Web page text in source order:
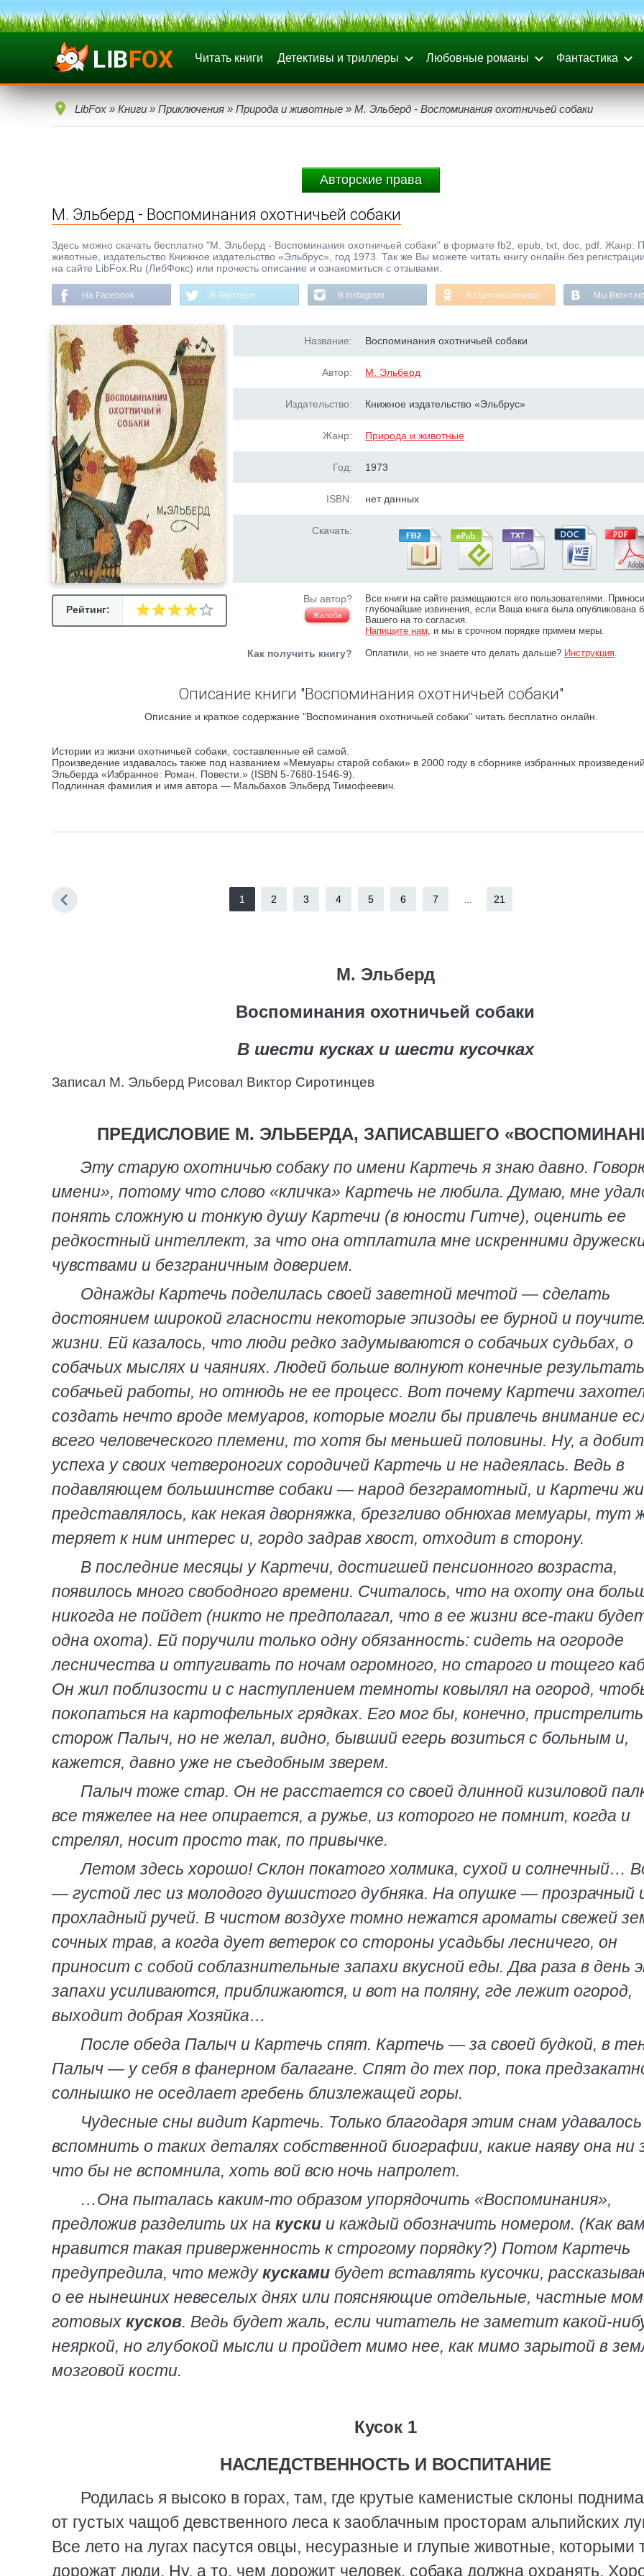
Читать книги Детективы и триллеры Любовные романы Фантастика
LibFox » Книги » Приключения » Природа и животные » М. Эльберд - Воспоминания охотничьей собаки
Авторские права
М. Эльберд - Воспоминания охотничьей собаки
Здесь можно скачать бесплатно "М. Эльберд - Воспоминания охотничьей собаки" в формате fb2, epub, txt, doc, pdf. Жанр:
животные, издательство Книжное издательство «Эльбрус», год 1973. Так же Вы можете читать книгу онлайн без
на сайте LibFox.Ru (ЛибФокс) или прочесть описание и ознакомиться с отзывами.
На Facebook В Твиттере В Instagram В Одноклассниках Мы
Рейтинг:
Название: Воспоминания охотничьей собаки
Автор: М. Эльберд
Издательство: Книжное издательство «Эльбрус»
Жанр: Природа и животные
Год: 1973
ISBN: нет данных
Скачать:
Вы автор?
Жалоба
Все книги на сайте размещаются его пользователями.
глубочайшие извинения, если Ваша книга была опубликована
Вашего на то согласия.
Напишите нам, и мы в срочном порядке примем меры.
Как получить книгу? Оплатили, но не знаете что делать дальше? Инструкция.
Описание книги "Воспоминания охотничьей собаки"
Описание и краткое содержание "Воспоминания охотничьей собаки" читать бесплатно онлайн.
Истории из жизни охотничьей собаки, составленные ей самой.
Произведение издавалось также под названием «Мемуары старой собаки» в 2000 году в сборнике избранных
Эльберда «Избранное: Роман. Повести.» (ISBN 5-7680-1546-9).
Подлинная фамилия и имя автора — Мальбахов Эльберд Тимофеевич.
1 2 3 4 5 6 7 21
М. Эльберд
Воспоминания охотничьей собаки
В шести кусках и шести кусочках
Записал М. Эльберд Рисовал Виктор Сиротинцев
ПРЕДИСЛОВИЕ М. ЭЛЬБЕРДА, ЗАПИСАВШЕГО
Эту старую охотничью собаку по имени Картечь я знаю давно.
имени», потому что слово «кличка» Картечь не любила. Думаю, мне
понять сложную и тонкую душу Картечи (в юности Гитче), оценить ее
редкостный интеллект, за что она отплатила мне искренними
чувствами и безграничным доверием.
Однажды Картечь поделилась своей заветной мечтой — сделать
достоянием широкой гласности некоторые эпизоды ее бурной и
жизни. Ей казалось, что люди редко задумываются о собачьих судьбах, о
собачьих мыслях и чаяниях. Людей больше волнуют конечные
собачьей работы, но отнюдь не ее процесс. Вот почему Картечи
создать нечто вроде мемуаров, которые могли бы привлечь внимание
всего человеческого племени, то хотя бы меньшей половины. Ну, а
успеха у своих четвероногих сородичей Картечь и не надеялась. Ведь в
подавляющем большинстве собаки — народ безграмотный, и Картечи
представлялось, как некая дворняжка, брезгливо обнюхав мемуары, тут
теряет к ним интерес и, гордо задрав хвост, отходит в сторону.
В последние месяцы у Картечи, достигшей пенсионного возраста,
появилось много свободного времени. Считалось, что на охоту она
никогда не пойдет (никто не предполагал, что в ее жизни все-таки
одна охота). Ей поручили только одну обязанность: сидеть на огороде
лесничества и отпугивать по ночам огромного, но старого и тощего
Он жил поблизости и с наступлением темноты ковылял на огород,
покопаться на картофельных грядках. Его мог бы, конечно, пристрелить
сторож Палыч, но не желал, видно, бывший егерь возиться с больным и,
кажется, давно уже не съедобным зверем.
Палыч тоже стар. Он не расстается со своей длинной кизиловой
все тяжелее на нее опирается, а ружье, из которого не помнит, когда и
стрелял, носит просто так, по привычке.
Летом здесь хорошо! Склон покатого холмика, сухой и солнечный…
— густой лес из молодого душистого дубняка. На опушке — прозрачный
прохладный ручей. В чистом воздухе томно нежатся ароматы свежей
сочных трав, а когда дует ветерок со стороны усадьбы лесничего, он
приносит с собой соблазнительные запахи вкусной еды. Два раза в день
запахи усиливаются, приближаются, и вот на поляну, где лежит огород,
выходит добрая Хозяйка…
После обеда Палыч и Картечь спят. Картечь — за своей будкой, в
Палыч — у себя в фанерном балагане. Спят до тех пор, пока
солнышко не оседлает гребень близлежащей горы.
Чудесные сны видит Картечь. Только благодаря этим снам
вспомнить о таких деталях собственной биографии, какие наяву она ни
что бы не вспомнила, хоть вой всю ночь напролет.
…Она пыталась каким-то образом упорядочить «Воспоминания»,
предложив разделить их на куски и каждый обозначить номером. (Как
нравится такая приверженность к строгому порядку?) Потом Картечь
предупредила, что междукусками будет вставлять кусочки,
о ее нынешних невеселых днях или поясняющие отдельные, частные
готовых кусков. Ведь будет жаль, если читатель не заметит какой-
неяркой, но глубокой мысли и пройдет мимо нее, как мимо зарытой в
мозговой кости.
Кусок 1
НАСЛЕДСТВЕННОСТЬ И ВОСПИТАНИЕ
Родилась я высоко в горах, там, где крутые каменистые склоны
от густых чащоб девственного леса к заоблачным просторам альпийских
Все лето на лугах пасутся овцы, несуразные и глупые животные, которыми
дорожат люди. Ну, а то, чем дорожит человек, собака должна охранять.